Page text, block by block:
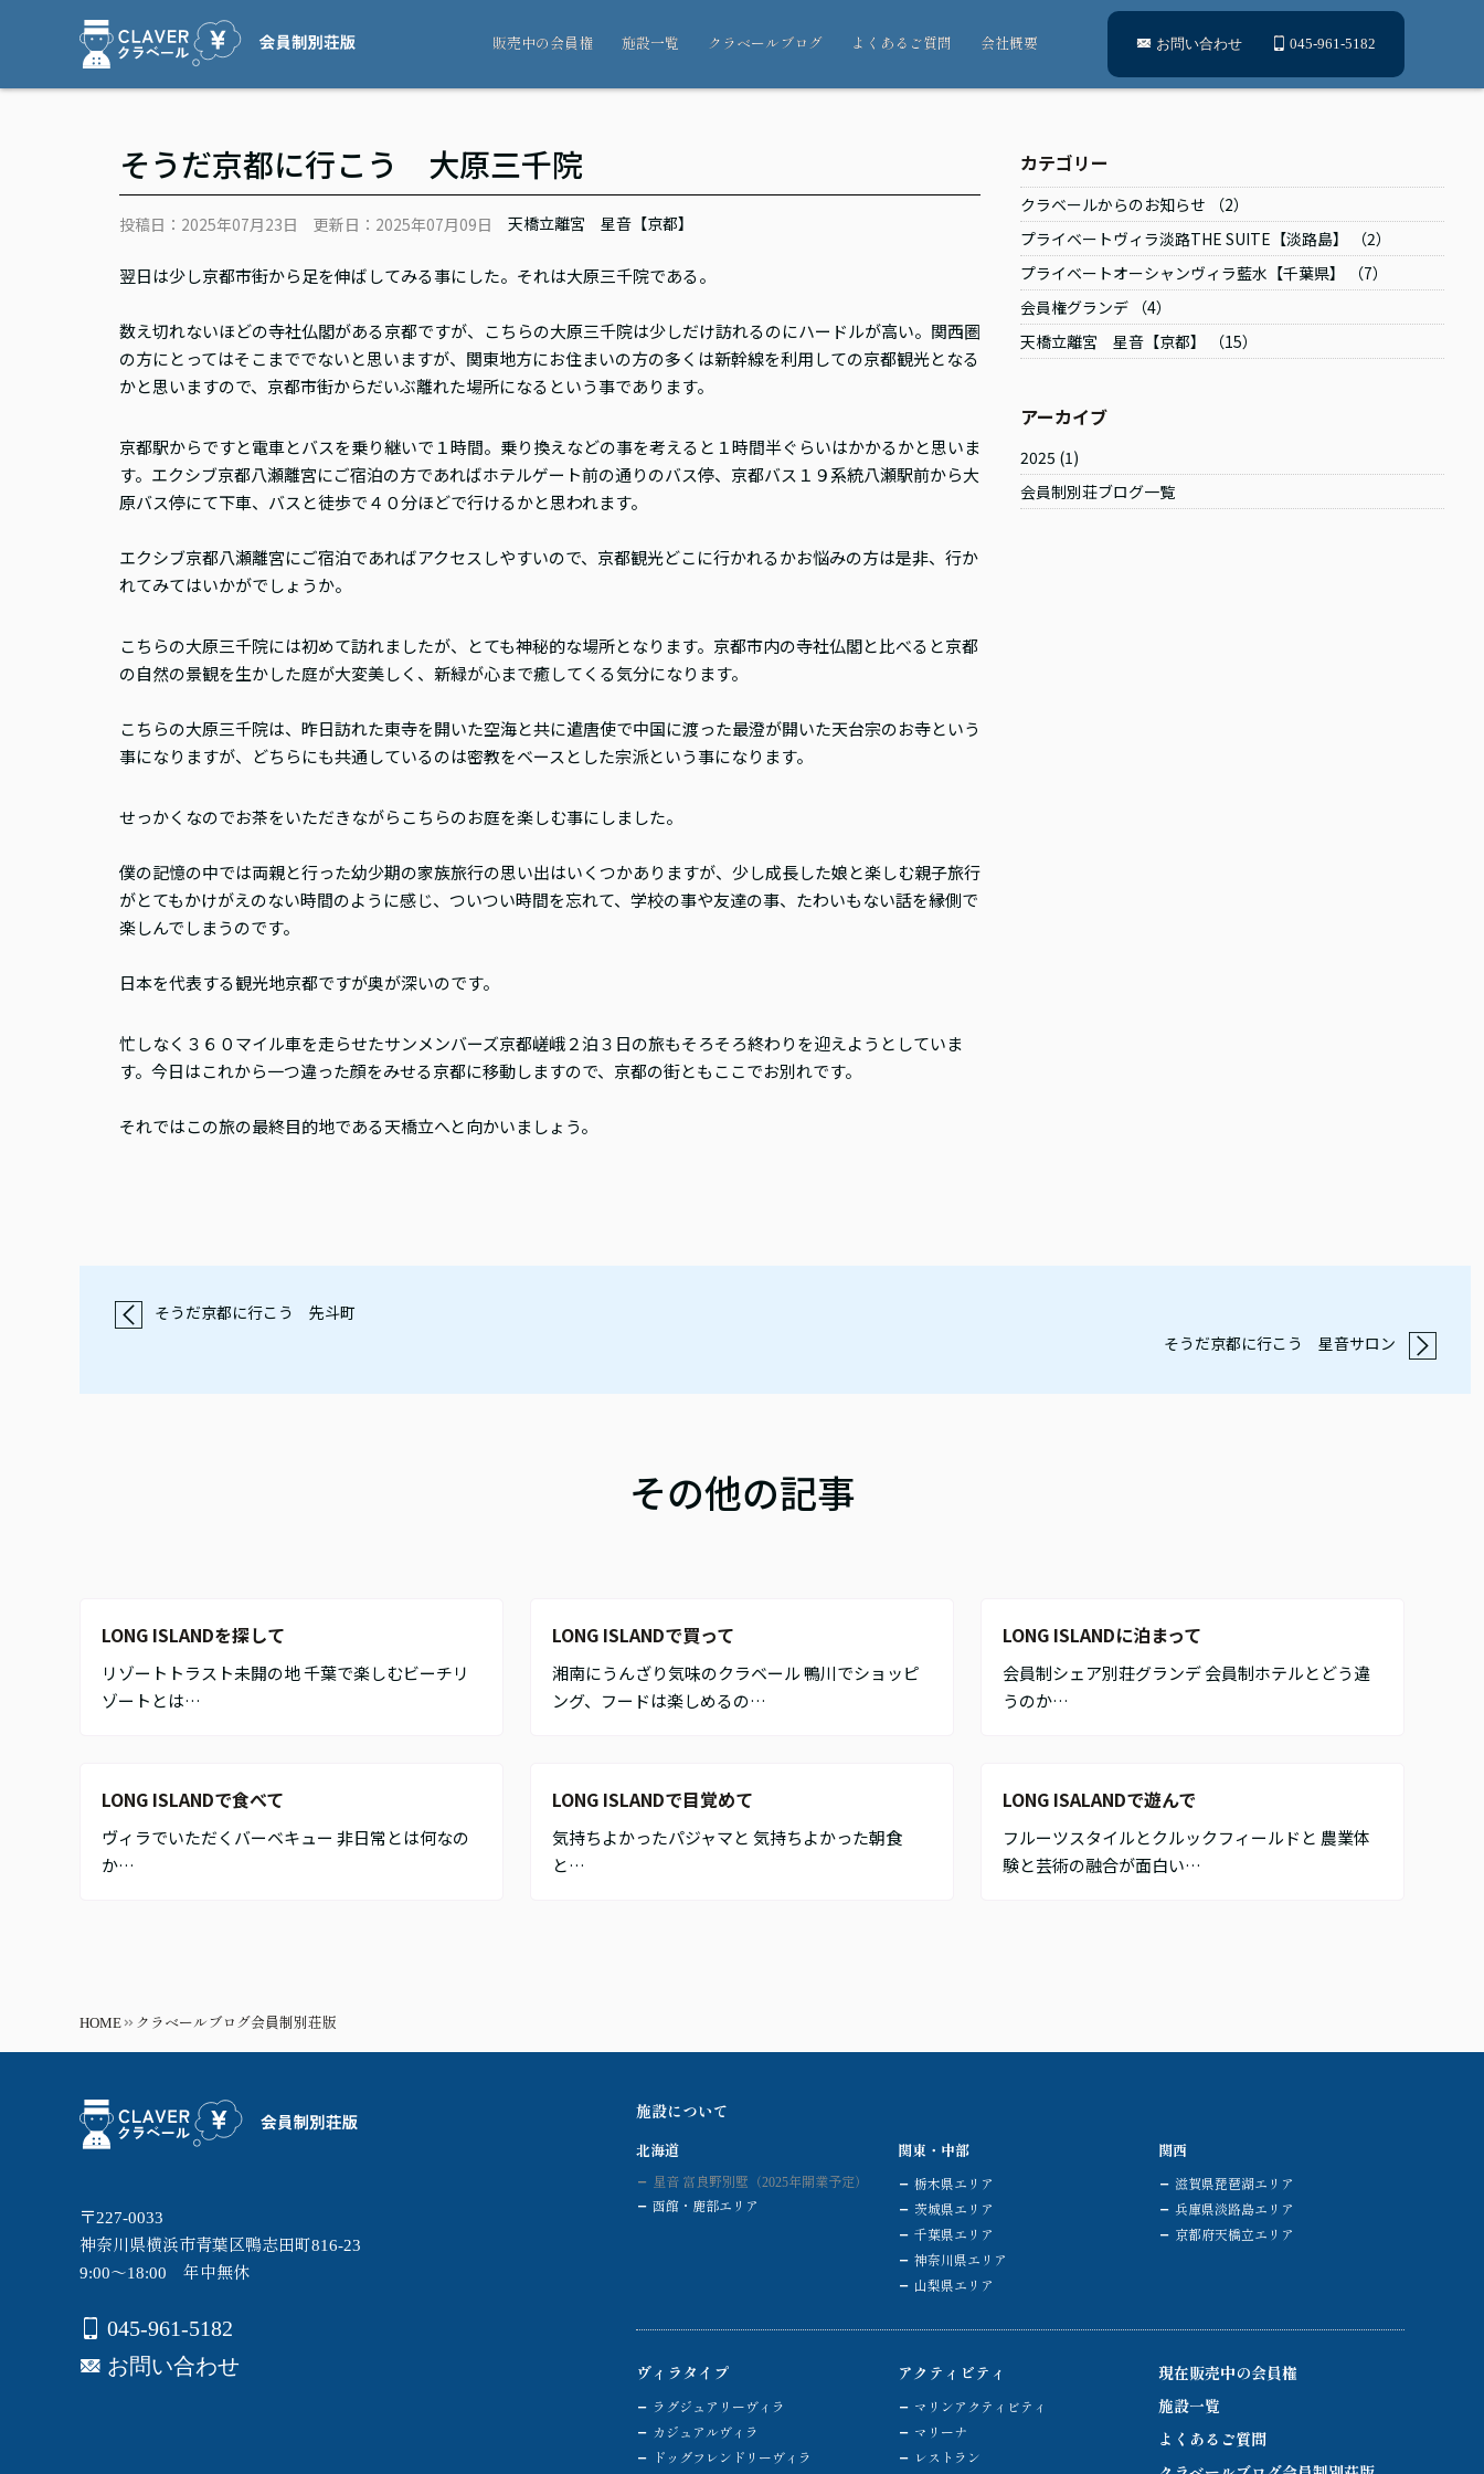
販売中の会員権 施設一覧 クラベールブログ よくあるご質問 会社概要 お問い合わせ 045-961-5182
そうだ京都に行こう 大原三千院
投稿日：2025年07月23日 更新日：2025年07月09日 天橋立離宮 星音【京都】
翌日は少し京都市街から足を伸ばしてみる事にした。それは大原三千院である。
数え切れないほどの寺社仏閣がある京都ですが、こちらの大原三千院は少しだけ訪れるのにハードルが高い。関西圏
の方にとってはそこまででないと思いますが、関東地方にお住まいの方の多くは新幹線を利用しての京都観光となる
かと思いますので、京都市街からだいぶ離れた場所になるという事であります。
京都駅からですと電車とバスを乗り継いで１時間。乗り換えなどの事を考えると１時間半ぐらいはかかるかと思いま
す。エクシブ京都八瀬離宮にご宿泊の方であればホテルゲート前の通りのバス停、京都バス１９系統八瀬駅前から大
原バス停にて下車、バスと徒歩で４０分ほどで行けるかと思われます。
エクシブ京都八瀬離宮にご宿泊であればアクセスしやすいので、京都観光どこに行かれるかお悩みの方は是非、行か
れてみてはいかがでしょうか。
こちらの大原三千院には初めて訪れましたが、とても神秘的な場所となります。京都市内の寺社仏閣と比べると京都
の自然の景観を生かした庭が大変美しく、新緑が心まで癒してくる気分になります。
こちらの大原三千院は、昨日訪れた東寺を開いた空海と共に遣唐使で中国に渡った最澄が開いた天台宗のお寺という
事になりますが、どちらにも共通しているのは密教をベースとした宗派という事になります。
せっかくなのでお茶をいただきながらこちらのお庭を楽しむ事にしました。
僕の記憶の中では両親と行った幼少期の家族旅行の思い出はいくつかありますが、少し成長した娘と楽しむ親子旅行
がとてもかけがえのない時間のように感じ、ついつい時間を忘れて、学校の事や友達の事、たわいもない話を縁側で
楽しんでしまうのです。
日本を代表する観光地京都ですが奥が深いのです。
忙しなく３６０マイル車を走らせたサンメンバーズ京都嵯峨２泊３日の旅もそろそろ終わりを迎えようとしていま
す。今日はこれから一つ違った顔をみせる京都に移動しますので、京都の街ともここでお別れです。
それではこの旅の最終目的地である天橋立へと向かいましょう。
カテゴリー
クラベールからのお知らせ （2）
プライベートヴィラ淡路THE SUITE【淡路島】 （2）
プライベートオーシャンヴィラ藍水【千葉県】 （7）
会員権グランデ （4）
天橋立離宮 星音【京都】 （15）
アーカイブ
2025 (1)
会員制別荘ブログ一覧
そうだ京都に行こう 先斗町
そうだ京都に行こう 星音サロン
その他の記事
LONG ISLANDを探して
リゾートトラスト未開の地 千葉で楽しむビーチリ
ゾートとは…
LONG ISLANDで買って
湘南にうんざり気味のクラベール 鴨川でショッピ
ング、フードは楽しめるの…
LONG ISLANDに泊まって
会員制シェア別荘グランデ 会員制ホテルとどう違
うのか…
LONG ISLANDで食べて
ヴィラでいただくバーベキュー 非日常とは何なの
か…
LONG ISLANDで目覚めて
気持ちよかったパジャマと 気持ちよかった朝食
と…
LONG ISALANDで遊んで
フルーツスタイルとクルックフィールドと 農業体
験と芸術の融合が面白い…
HOME クラベールブログ会員制別荘版
〒227-0033
神奈川県横浜市青葉区鴨志田町816-23
9:00～18:00 年中無休
045-961-5182
お問い合わせ
施設について
北海道
星音 富良野別墅（2025年開業予定）
函館・鹿部エリア
関東・中部
栃木県エリア
茨城県エリア
千葉県エリア
神奈川県エリア
山梨県エリア
関西
滋賀県琵琶湖エリア
兵庫県淡路島エリア
京都府天橋立エリア
ヴィラタイプ
ラグジュアリーヴィラ
カジュアルヴィラ
ドッグフレンドリーヴィラ
アクティビティ
マリンアクティビティ
マリーナ
レストラン
現在販売中の会員権
施設一覧
よくあるご質問